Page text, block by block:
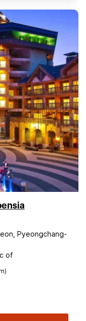
Pyeongchang-
of